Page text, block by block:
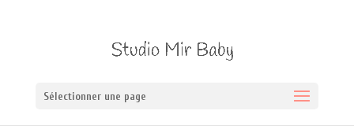
Sélectionner une page